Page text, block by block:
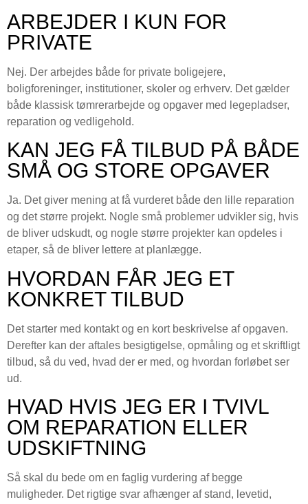
ARBEJDER I KUN FOR
PRIVATE
Nej. Der arbejdes både for private boligejere,
boligforeninger, institutioner, skoler og erhverv. Det gælder
både klassisk tømrerarbejde og opgaver med legepladser,
reparation og vedligehold.
KAN JEG FÅ TILBUD PÅ BÅDE
SMÅ OG STORE OPGAVER
Ja. Det giver mening at få vurderet både den lille reparation
og det større projekt. Nogle små problemer udvikler sig, hvis
de bliver udskudt, og nogle større projekter kan opdeles i
etaper, så de bliver lettere at planlægge.
HVORDAN FÅR JEG ET
KONKRET TILBUD
Det starter med kontakt og en kort beskrivelse af opgaven.
Derefter kan der aftales besigtigelse, opmåling og et skriftligt
tilbud, så du ved, hvad der er med, og hvordan forløbet ser
ud.
HVAD HVIS JEG ER I TVIVL
OM REPARATION ELLER
UDSKIFTNING
Så skal du bede om en faglig vurdering af begge
muligheder. Det rigtige svar afhænger af stand, levetid,